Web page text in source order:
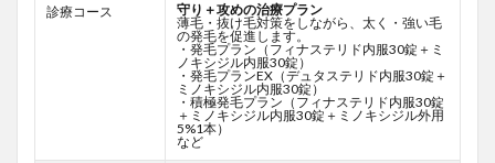
診療コース
守り＋攻めの治療プラン
薄毛・抜け毛対策をしながら、太く・強い毛
の発毛を促進します。
・発毛プラン（フィナステリド内服30錠＋ミ
ノキシジル内服30錠）
・発毛プランEX（デュタステリド内服30錠＋
ミノキシジル内服30錠）
・積極発毛プラン（フィナステリド内服30錠
＋ミノキシジル内服30錠＋ミノキシジル外用
5%1本）
など